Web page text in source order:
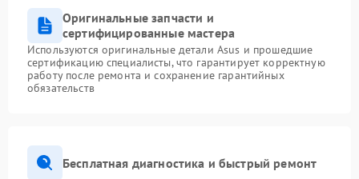
Оригинальные запчасти и
сертифицированные мастера
Используются оригинальные детали Asus и прошедшие
сертификацию специалисты, что гарантирует корректную
работу после ремонта и сохранение гарантийных
обязательств
Бесплатная диагностика и быстрый ремонт